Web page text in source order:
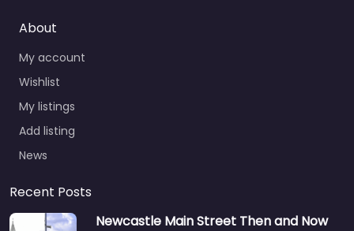
About
My account
Wishlist
My listings
Add listing
News
Recent Posts
Newcastle Main Street Then and Now